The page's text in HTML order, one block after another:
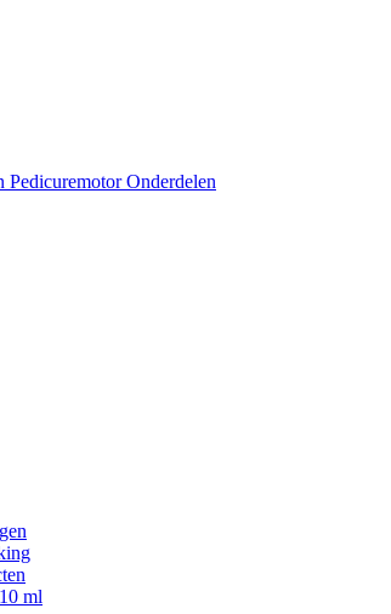
Pedicuremotor Onderdelen
ml